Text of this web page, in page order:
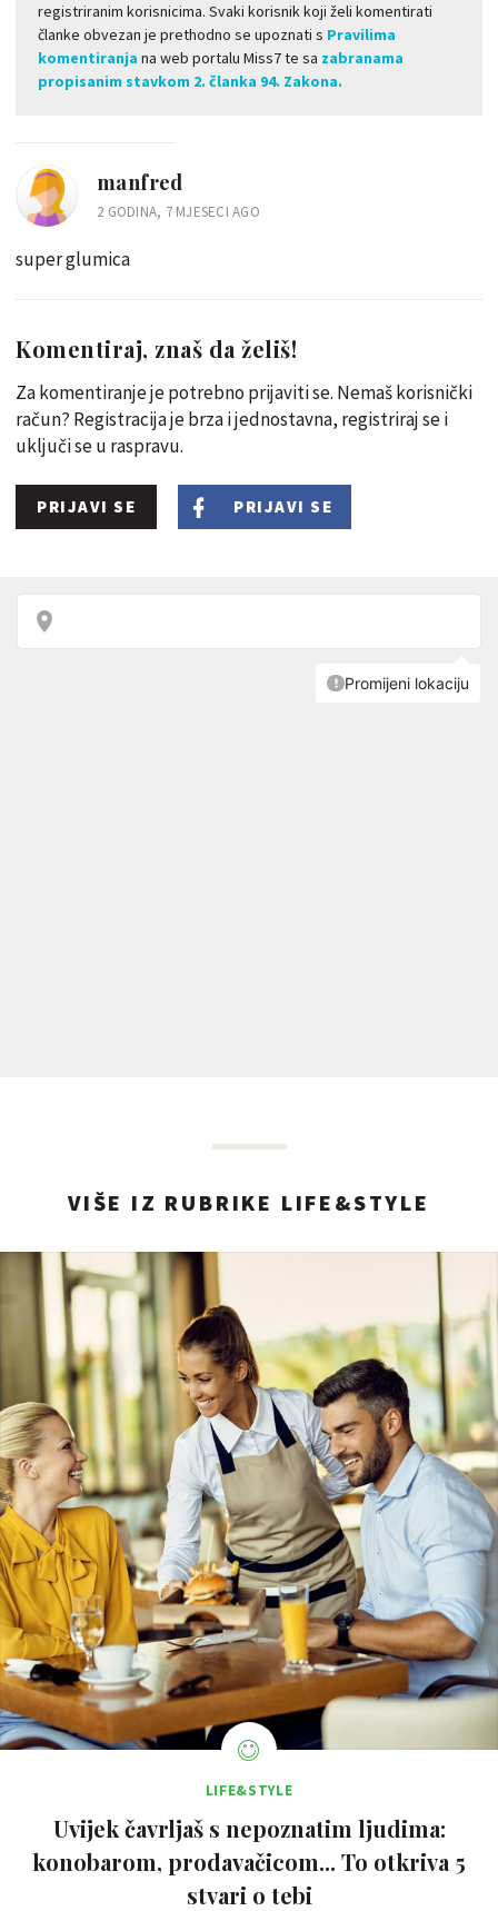
registriranim korisnicima. Svaki korisnik koji želi komentirati
članke obvezan je prethodno se upoznati s Pravilima
komentiranja na web portalu Miss7 te sa zabranama
propisanim stavkom 2. članka 94. Zakona.
manfred
2 GODINA, 7 MJESECI AGO
super glumica
Komentiraj, znaš da želiš!
Za komentiranje je potrebno prijaviti se. Nemaš korisnički
račun? Registracija je brza i jednostavna, registriraj se i
uključi se u raspravu.
PRIJAVI SE PRIJAVI SE
VIŠE IZ RUBRIKE LIFE&STYLE
LIFE&STYLE
Uvijek čavrljaš s nepoznatim ljudima:
konobarom, prodavačicom... To otkriva 5
stvari o tebi